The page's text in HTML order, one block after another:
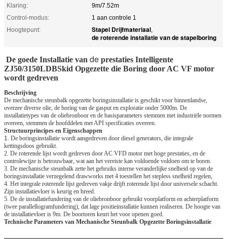
Klaring:
9m/7.52m
Control-modus:
1 aan controle 1
Hoogtepunt:
Stapel Drijfmateriaal,
de roterende installatie van de stapelboring
De goede Installatie van de prestaties Intelligente
ZJ50/3150LDBSkid Opgezette die Boring door AC VF motor
wordt gedreven
Beschrijving
De mechanische steunbalk opgezette boringsinstallatie is geschikt voor binnenlandse,
overzee diverse olie, de boring van de gasput en exploratie onder 5000m. De
installatietypes van de oliebronboor en de basisparameters stemmen met industriële normen
overeen, stemmen de hoofddelen met API specificaties overeen.
Structuurprincipes en Eigenschappen
1. De boringsinstallatie wordt aangedreven door diesel generators, die integrale
kettingsdoos gebruikt.
2. De roterende lijst wordt gedreven door AC VFD motor met hoge prestaties, en de
controlewijze is betrouwbaar, wat aan het vereiste kan voldoende voldoen om te boren.
3. De mechanische steunbalk zette het gebruiks interne veranderlijke snelheid op van de
boringsinstallatie verzegelend drawworks met 4 toestellen het stepless snelheid regelen,
4. Het integrale roterende lijst gedreven vakje drijft roterende lijst door universele schacht.
Zijn installatievloer is keurig en breed.
5. De de installatiefundering van de oliebronboor gebruikt voorplatform en achterplatform
(twee parallellogramfundering), dat lage positieinstallatie kunnen realiseren. De hoogte van
de installatievloer is 9m. De boortoren keurt het voor openen goed.
Technische Parameters van Mechanische Steunbalk Opgezette Boringsinstallatie